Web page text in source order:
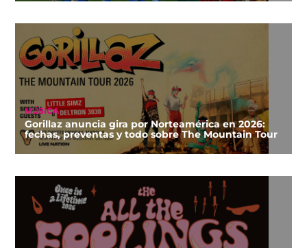
MÚSICA
Gorillaz anuncia gira por Norteamérica en 2026:
fechas, preventas y todo sobre The Mountain Tour